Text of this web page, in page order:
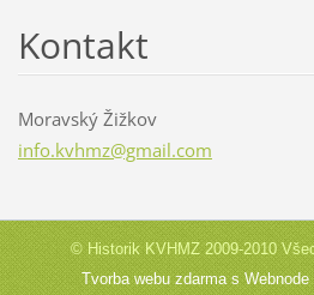
Kontakt
Moravský Žižkov
info.kvhmz@gmail.com
© Historik KVHMZ 2009-2010
Tvorba webu zdarma s Webnode